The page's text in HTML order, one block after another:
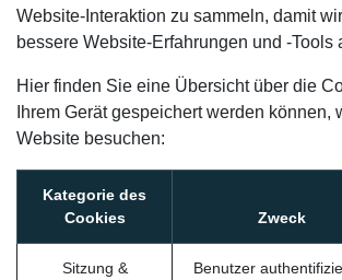
Website-Interaktion zu sammeln, damit
bessere Website-Erfahrungen und -Tools
Hier finden Sie eine Übersicht über die
Ihrem Gerät gespeichert werden können,
Website besuchen:
Kategorie des
Cookies
Zweck
Sitzung &
Benutzer